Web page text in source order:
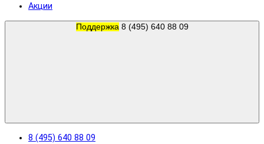
Акции
Поддержка 8 (495) 640 88 09
8 (495) 640 88 09